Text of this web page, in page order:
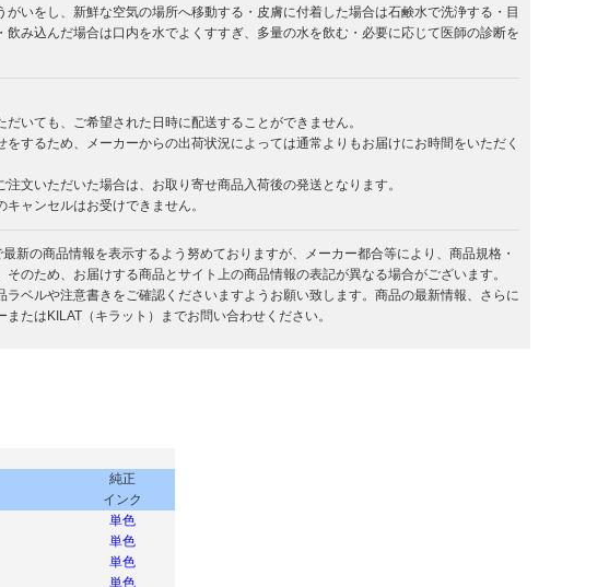
いをし、新鮮な空気の場所へ移動する・皮膚に付着した場合は石鹸水で洗浄する・目
飲み込んだ場合は口内を水でよくすすぎ、多量の水を飲む・必要に応じて医師の診断を
だいても、ご希望された日時に配送することができません。
をするため、メーカーからの出荷状況によっては通常よりもお届けにお時間をいただく
注文いただいた場合は、お取り寄せ商品入荷後の発送となります。
ャンセルはお受けできません。
新の商品情報を表示するよう努めておりますが、メーカー都合等により、商品規格・
のため、お届けする商品とサイト上の商品情報の表記が異なる場合がございます。
ラベルや注意書きをご確認くださいますようお願い致します。商品の最新情報、さらに
たはKILAT（キラット）までお問い合わせください。
純正
インク
単色
単色
単色
単色